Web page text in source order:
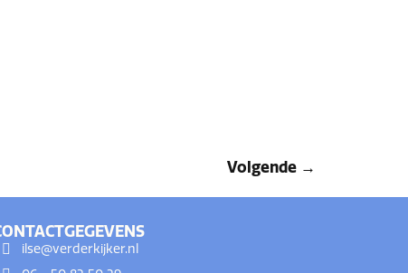
Volgende →
ilse@verderkijker.nl